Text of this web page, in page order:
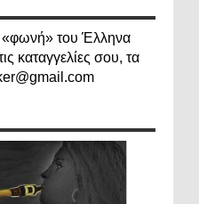
«φωνή» του Έλληνα
καταγγελίες σου, τα